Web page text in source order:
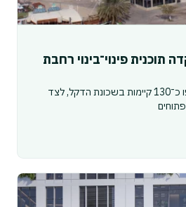
פינוי־בינוי רחבת
כ־484 דירות חדשות יחליפו כ־130 קיימות בשכונת הדקל, לצד